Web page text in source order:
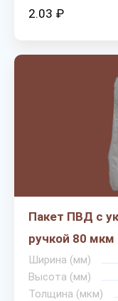
2.03 ₽
Пакет ПВД с
ручкой 80 мкм
Ширина (мм)
Высота (мм)
Толщина (мкм)